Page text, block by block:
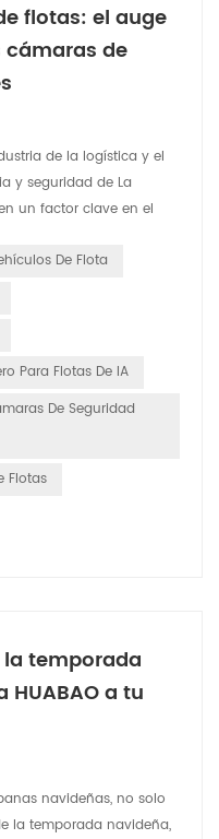
flotas: el auge
de
de la logística y el
y seguridad de La
un factor clave en el
de tablero inteligentes
de grabación
De Flota
Para Flotas De IA
De Seguridad
Flotas
temporada
a tu
navideñas, no solo
la temporada navideña,